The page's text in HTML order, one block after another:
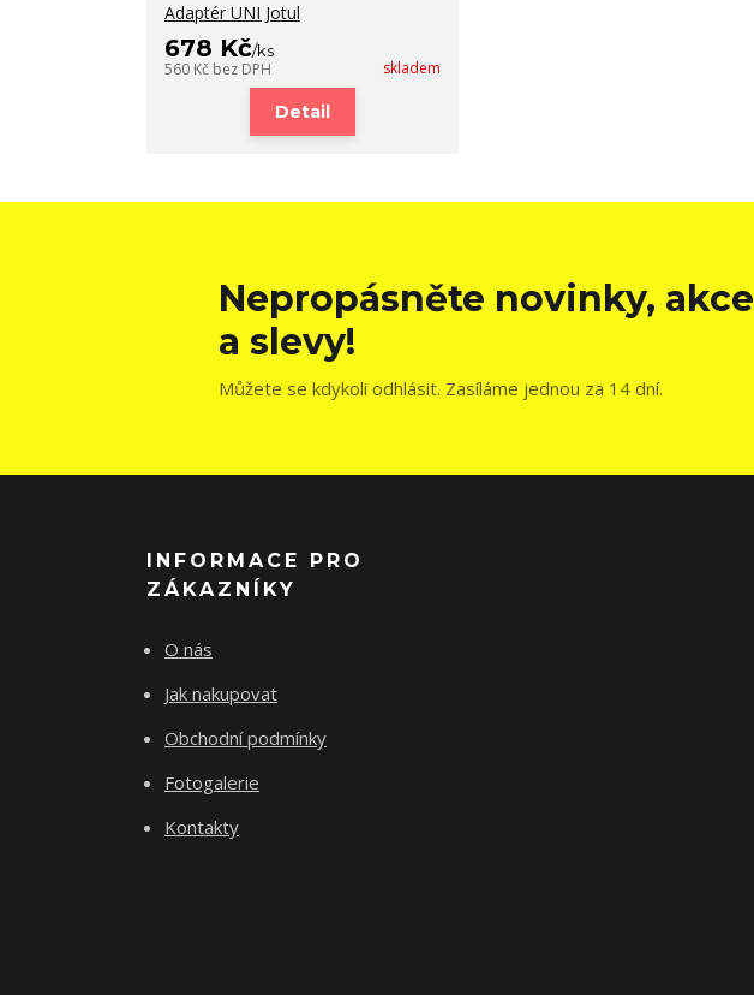
Adaptér UNI Jotul
678 Kč/ks
560 Kč bez DPH skladem
Detail
Nepropásněte novinky, akce
a slevy!
Můžete se kdykoli odhlásit. Zasíláme jednou za 14 dní.
INFORMACE PRO
ZÁKAZNÍKY
O nás
Jak nakupovat
Obchodní podmínky
Fotogalerie
Kontakty